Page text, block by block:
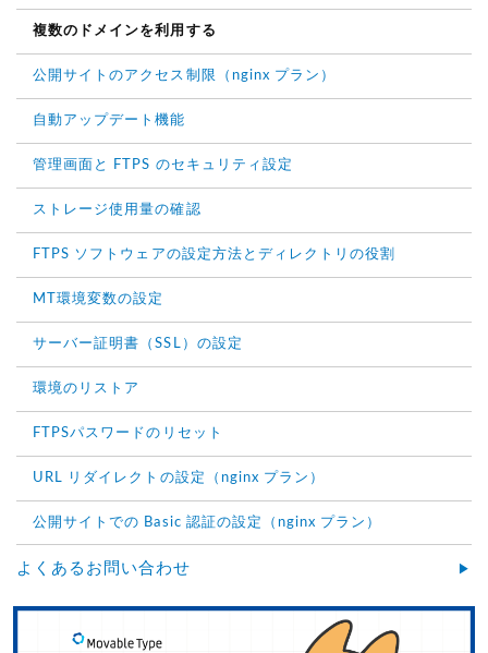
複数のドメインを利用する
公開サイトのアクセス制限（nginx プラン）
自動アップデート機能
管理画面と FTPS のセキュリティ設定
ストレージ使用量の確認
FTPS ソフトウェアの設定方法とディレクトリの役割
MT環境変数の設定
サーバー証明書（SSL）の設定
環境のリストア
FTPSパスワードのリセット
URL リダイレクトの設定（nginx プラン）
公開サイトでの Basic 認証の設定（nginx プラン）
よくあるお問い合わせ